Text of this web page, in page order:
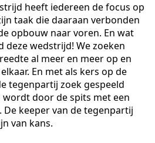
heeft iedereen de focus op
taak die daaraan verbonden
opbouw naar voren. En wat
deze wedstrijd! We zoeken
al meer en meer op en
En met als kers op de
tegenpartij zoek gespeeld
door de spits met een
keeper van de tegenpartij
van kans.